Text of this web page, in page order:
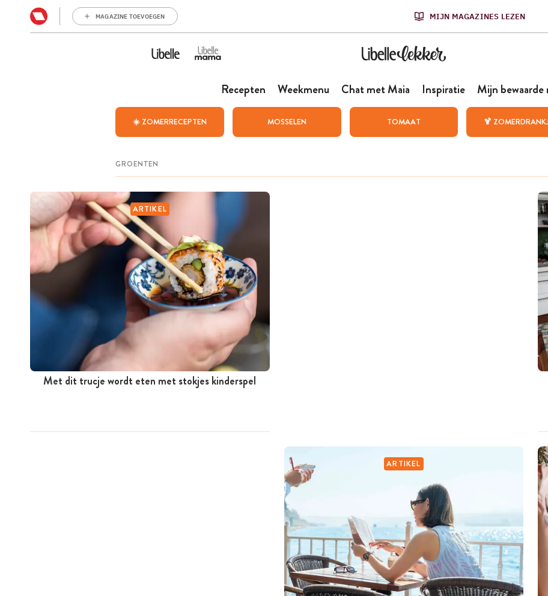
MAGAZINE TOEVOEGEN MIJN MAGAZINES LEZEN
Recepten Weekmenu Chat met Maia Inspiratie Mijn bewaarde
☀️ ZOMERRECEPTEN MOSSELEN TOMAAT 🍹
ARTIKEL
Met dit trucje wordt eten met stokjes kinderspel
ARTIKEL